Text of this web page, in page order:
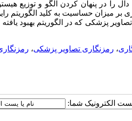
راین دال را در پنهان کردن الگو و
بر میزان حساسیت به کلید الگوریتم
پزشکی که در الگوریتم بهبود
، رمزنگاری تصاویر پزشکی،
پست الکترونیک شما: